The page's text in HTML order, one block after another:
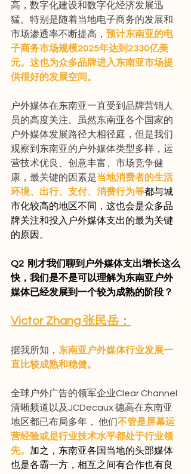
高，数字化建设和数字化经济发展迅
猛。特别是随着当地电子商务的发展和
市场渗透率不断提高， 预计东南亚的电
子商务市场规模2025年达到2330亿美
元。这也为众多品牌进入东南亚市场提
供很好的发展空间。
户外媒体在东南亚一直受到品牌营销人
员的高度关注。虽然东南亚各个国家的
户外媒体发展路径大相径庭，但是我们
观察到东南亚的户外媒体类型多样，运
营技术优良、创意丰富、市场竞争健
康，最关键的因素是当地消费者的生活
环境、出行、支付、消费行为等都与城
市化较高的地区不同，这也会是众多品
牌关注和投入户外媒体支出的最为关键
的原因。
Q2  刚才我们聊到户外媒体支出增长这么
快，我们是不是可以理解为东南亚户外
媒体已经发展到一个较为成熟的阶段？
Victor Zhang 张民岳：
据我所知， 东南亚户外媒体行业发展一
直比较成熟和稳健。
全球户外广告的领军企业Clear Channel
清晰频道以及JCDecaux 德高在东南亚
地区都已布局多年， 他们不管是屏幕运
营经验或是行业技术水平都处于行业领
先。 加之，东南亚各国当地的头部媒体
也是各霸一方，相互之间有合作也有良